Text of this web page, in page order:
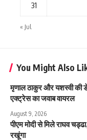
31
« Jul
You Might Also
मृणाल ठाकुर और यशस्वी की
एक्ट्रेस का जवाब वायरल
August 9, 2026
पीएम मोदी से मिले राघव
रखूंगा